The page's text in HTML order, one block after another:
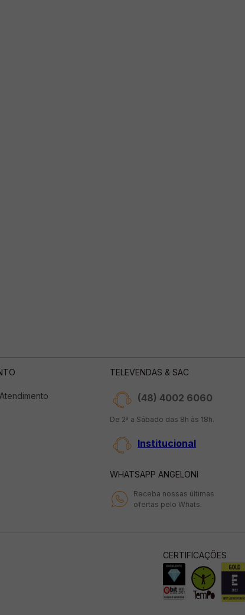
TELEVENDAS & SAC
(48) 4002 6060
De 2ª a Sábado das 8h às 18h.
Institucional
WHATSAPP ANGELONI
Receba nossas últimas
ofertas pelo Whats.
CERTIFICAÇÕES